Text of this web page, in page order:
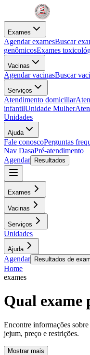
Exames
Agendar examesBuscar
genômicosExames
Vacinas
Agendar vacinasBuscar
Serviços
Atendimento domiciliar
infantilUnidade Mulher
Unidades
Ajuda
Fale conoscoPerguntas
Nav DasaPré-atendimento
Agendar
Resultados
Exames
Vacinas
Serviços
Unidades
Ajuda
Agendar Resultados de
Home
exames
Qual exame
Encontre informações
jejum, preço e restrições.
Mostrar mais